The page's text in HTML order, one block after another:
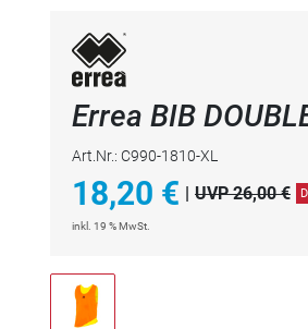
Errea BIB
Art.Nr.: C990-1810-XL
18,20 € | UVP 26,00 €
inkl. 19 % MwSt.